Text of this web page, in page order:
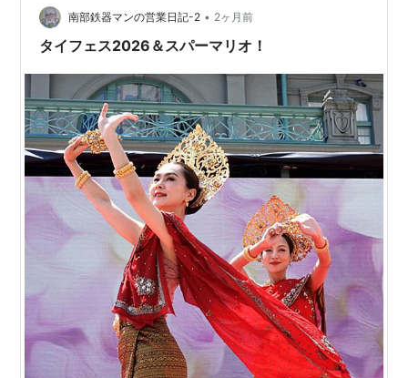
南部鉄器マンの営業日記-2 • 2ヶ月前
タイフェス2026＆スパーマリオ！